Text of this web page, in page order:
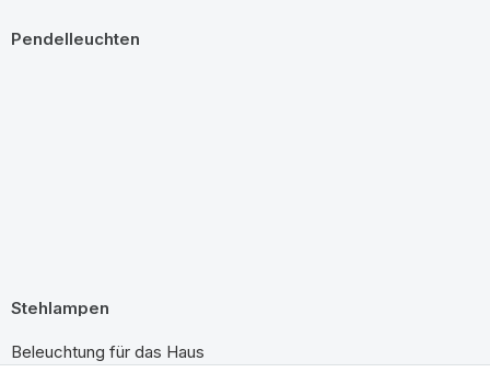
Pendelleuchten
Stehlampen
Beleuchtung für das Haus